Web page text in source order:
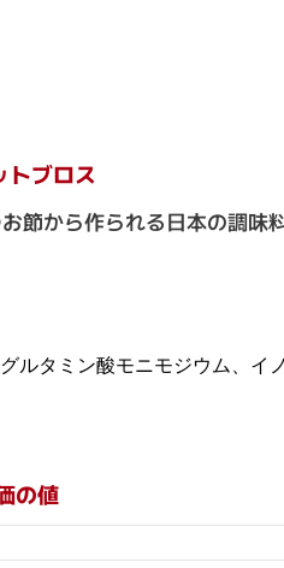
トブロス
節から作られる日本の調味
ルタミン酸モニモジウム、
の値